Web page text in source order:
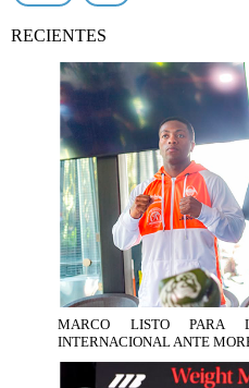
RECIENTES
MARCO LISTO PARA
INTERNACIONAL ANTE